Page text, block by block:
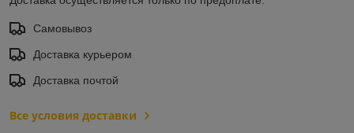
Самовывоз
Доставка курьером
Доставка почтой
Все условия доставки